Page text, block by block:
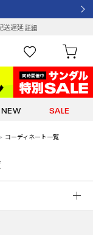
送遅延詳細
NEW SALE
コーディネート一覧